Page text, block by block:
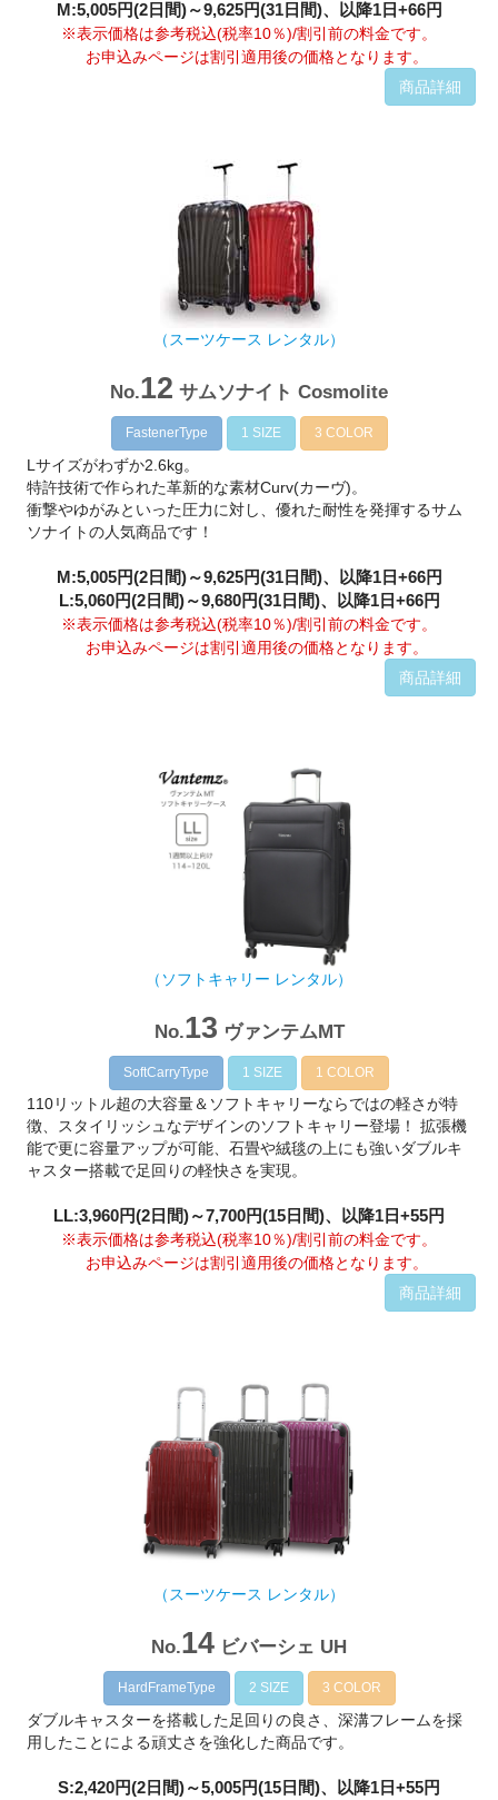
M:5,005円(2日間)～9,625円(31日間)、以降1日+66円
※表示価格は参考税込(税率10％)/割引前の料金です。
お申込みページは割引適用後の価格となります。
商品詳細
（スーツケース レンタル）
No.12 サムソナイト Cosmolite
FastenerType 1 SIZE 3 COLOR
Lサイズがわずか2.6kg。
特許技術で作られた革新的な素材Curv(カーヴ)。
衝撃やゆがみといった圧力に対し、優れた耐性を発揮するサム
ソナイトの人気商品です！
M:5,005円(2日間)～9,625円(31日間)、以降1日+66円
L:5,060円(2日間)～9,680円(31日間)、以降1日+66円
※表示価格は参考税込(税率10％)/割引前の料金です。
お申込みページは割引適用後の価格となります。
商品詳細
（ソフトキャリー レンタル）
No.13 ヴァンテムMT
SoftCarryType 1 SIZE 1 COLOR
110リットル超の大容量＆ソフトキャリーならではの軽さが特
徴、スタイリッシュなデザインのソフトキャリー登場！ 拡張機
能で更に容量アップが可能、石畳や絨毯の上にも強いダブルキ
ャスター搭載で足回りの軽快さを実現。
LL:3,960円(2日間)～7,700円(15日間)、以降1日+55円
※表示価格は参考税込(税率10％)/割引前の料金です。
お申込みページは割引適用後の価格となります。
商品詳細
（スーツケース レンタル）
No.14 ビバーシェ UH
HardFrameType 2 SIZE 3 COLOR
ダブルキャスターを搭載した足回りの良さ、深溝フレームを採
用したことによる頑丈さを強化した商品です。
S:2,420円(2日間)～5,005円(15日間)、以降1日+55円